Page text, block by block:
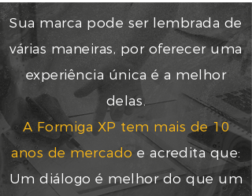
Sua marca pode ser lembrada de
várias maneiras, por oferecer uma
experiência única é a melhor
delas.
A Formiga XP tem mais de 10
anos de mercado e acredita que:
Um diálogo é melhor do que um